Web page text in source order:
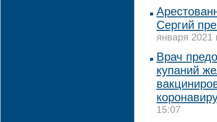
Сергий
января 2021
Врач
купаний
15:07